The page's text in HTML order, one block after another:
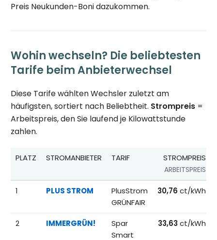
Preis Neukunden-Boni dazukommen.
Wohin wechseln? Die beliebtesten
Tarife beim Anbieterwechsel
Diese Tarife wählten Wechsler zuletzt am
häufigsten, sortiert nach Beliebtheit. Strompreis =
Arbeitspreis, den Sie laufend je Kilowattstunde
zahlen.
Beliebteste Tarife beim Anbieterwechsel;
PLATZ STROMANBIETER TARIF STROMPREIS
ARBEITSPREIS
1 PLUS STROM
PlusStrom
GRÜNFAIR
30,76 ct/kWh
2 IMMERGRÜN!
Spar
Smart
33,63 ct/kWh